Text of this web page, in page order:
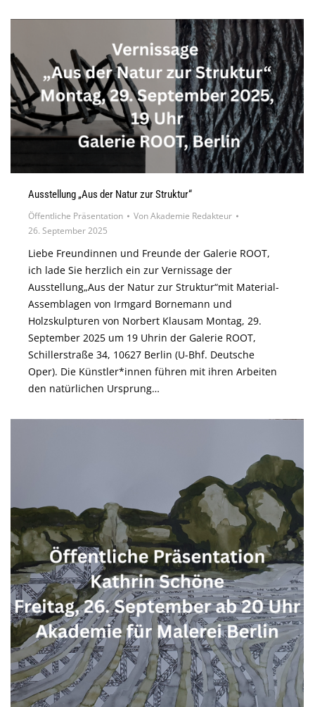
Ausstellung „Aus der Natur zur Struktur“
Öffentliche Präsentation VonAkademie Redakteur
26. September 2025
Liebe Freundinnen und Freunde der Galerie ROOT,
ich lade Sie herzlich ein zur Vernissage der
Ausstellung„Aus der Natur zur Struktur“mit Material-
Assemblagen von Irmgard Bornemann und
Holzskulpturen von Norbert Klausam Montag, 29.
September 2025 um 19 Uhrin der Galerie ROOT,
Schillerstraße 34, 10627 Berlin (U-Bhf. Deutsche
Oper). Die Künstler*innen führen mit ihren Arbeiten
den natürlichen Ursprung…